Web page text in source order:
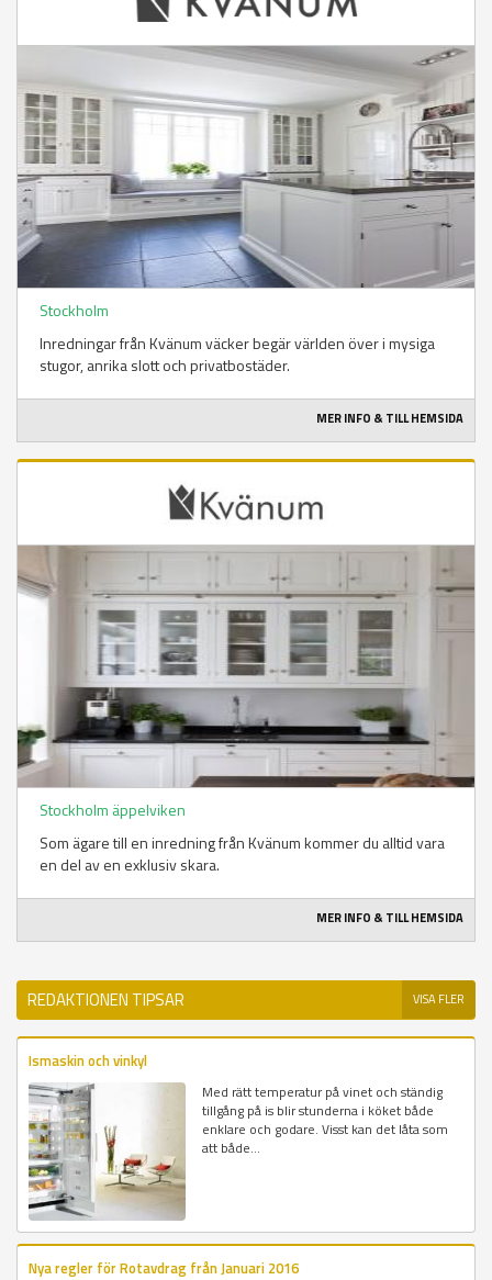
Stockholm
Inredningar från Kvänum väcker begär världen över i mysiga
stugor, anrika slott och privatbostäder.
MER INFO & TILL HEMSIDA
Stockholm äppelviken
Som ägare till en inredning från Kvänum kommer du alltid vara
en del av en exklusiv skara.
MER INFO & TILL HEMSIDA
REDAKTIONEN TIPSAR VISA FLER
Ismaskin och vinkyl
Med rätt temperatur på vinet och ständig
tillgång på is blir stunderna i köket både
enklare och godare. Visst kan det låta som
att både...
Nya regler för Rotavdrag från Januari 2016